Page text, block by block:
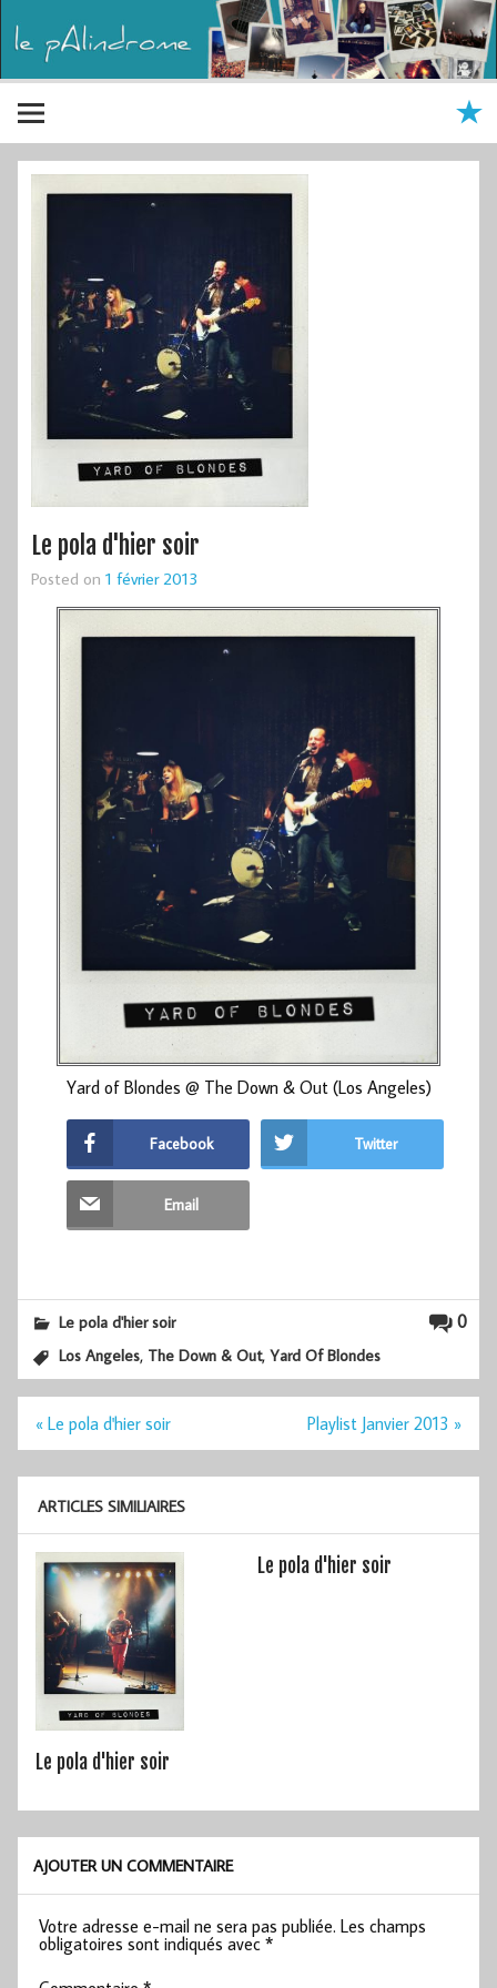
Le pola d'hier soir
Posted on 1 février 2013
Yard of Blondes @ The Down & Out (Los Angeles)
Facebook Twitter
Email
0
Le pola d'hier soir
Los Angeles, The Down & Out,Yard Of Blondes
Navigation
« Le pola d'hier soir Playlist Janvier 2013 »
ARTICLES SIMILIAIRES
Le pola d'hier soir
Le pola d'hier soir
AJOUTER UN COMMENTAIRE
Votre adresse e-mail ne sera pas publiée. Les champs
obligatoires sont indiqués avec*